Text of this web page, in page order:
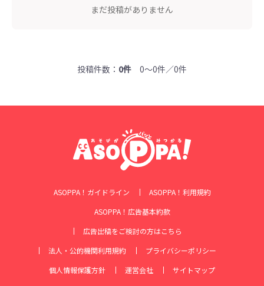
まだ投稿がありません
投稿件数： 0件 0～0件／0件
ASOPPA！ガイドライン
ASOPPA！利用規約
ASOPPA！広告基本約款
広告出稿をご検討の方はこちら
法人・公的機関利用規約
プライバシーポリシー
個人情報保護方針
運営会社 サイトマップ